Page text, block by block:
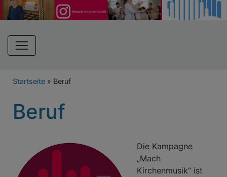
Hauptnavigation
Breadcrumb
Startseite Beruf
Beruf
Die Kampagne
„Mach
Kirchenmusik“ ist